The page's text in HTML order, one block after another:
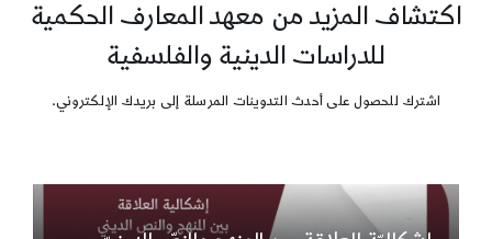
اكتشاف المزيد من معهد المعارف الحكمية
للدراسات الدينية والفلسفية
اشترك للحصول على أحدث التدوينات المرسلة إلى بريدك الإلكتروني.